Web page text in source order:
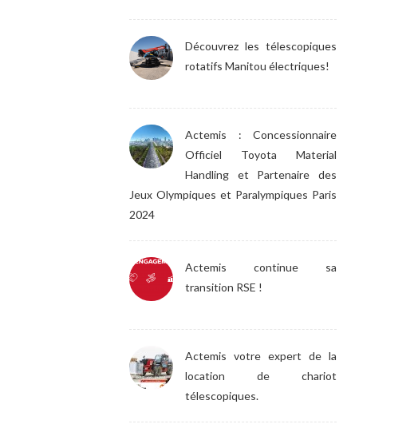
Découvrez les télescopiques
rotatifs Manitou électriques!
Actemis : Concessionnaire
Officiel Toyota Material
Handling et Partenaire des
Jeux Olympiques et Paralympiques Paris
2024
Actemis continue sa
transition RSE !
Actemis votre expert de la
location de chariot
télescopiques.